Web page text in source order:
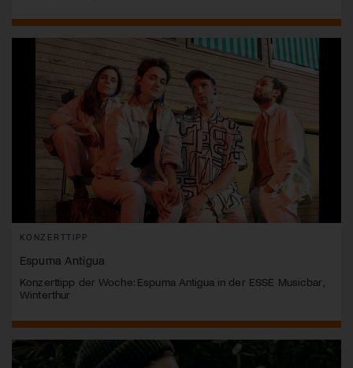
KONZERTTIPP
Espuma Antigua
Konzerttipp der Woche: Espuma Antigua in der ESSE Musicbar,
Winterthur